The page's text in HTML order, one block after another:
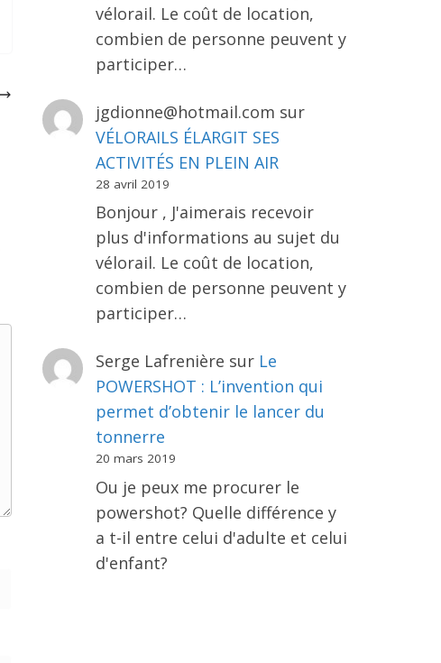
vélorail. Le coût de location,
combien de personne peuvent y
participer…
jgdionne@hotmail.com sur
VÉLORAILS ÉLARGIT SES
ACTIVITÉS EN PLEIN AIR
28 avril 2019
Bonjour , J'aimerais recevoir
plus d'informations au sujet du
vélorail. Le coût de location,
combien de personne peuvent y
participer…
Serge Lafrenière sur Le
POWERSHOT : L’invention qui
permet d’obtenir le lancer du
tonnerre
20 mars 2019
Ou je peux me procurer le
powershot? Quelle différence y
a t-il entre celui d'adulte et celui
d'enfant?